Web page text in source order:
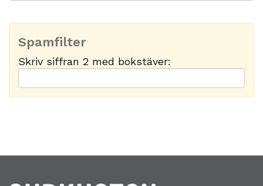
Spamfilter
Skriv siffran 2 med bokstäver: